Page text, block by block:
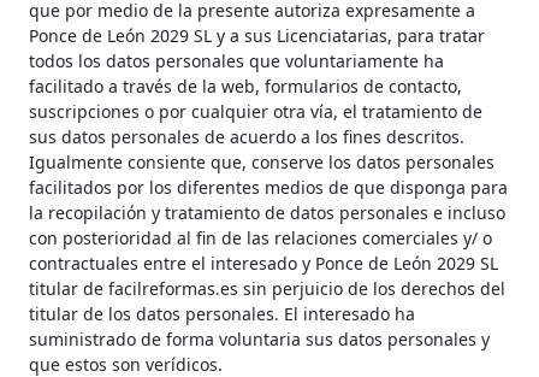
que por medio de la presente autoriza expresamente a
Ponce de León 2029 SL y a sus Licenciatarias, para tratar
todos los datos personales que voluntariamente ha
facilitado a través de la web, formularios de contacto,
suscripciones o por cualquier otra vía, el tratamiento de
sus datos personales de acuerdo a los fines descritos.
Igualmente consiente que, conserve los datos personales
facilitados por los diferentes medios de que disponga para
la recopilación y tratamiento de datos personales e incluso
con posterioridad al fin de las relaciones comerciales y/ o
contractuales entre el interesado y Ponce de León 2029 SL
titular de facilreformas.es sin perjuicio de los derechos del
titular de los datos personales. El interesado ha
suministrado de forma voluntaria sus datos personales y
que estos son verídicos.